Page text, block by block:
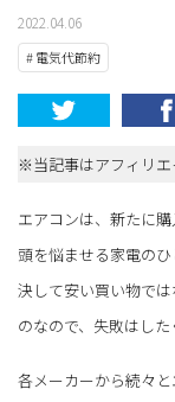
2022.04.06
# 電気代節約
※当記事はアフィリエ
エアコンは、新たに
頭を悩ませる家電のひ
決して安い買い物で
のなので、失敗はした
各メーカーから続々